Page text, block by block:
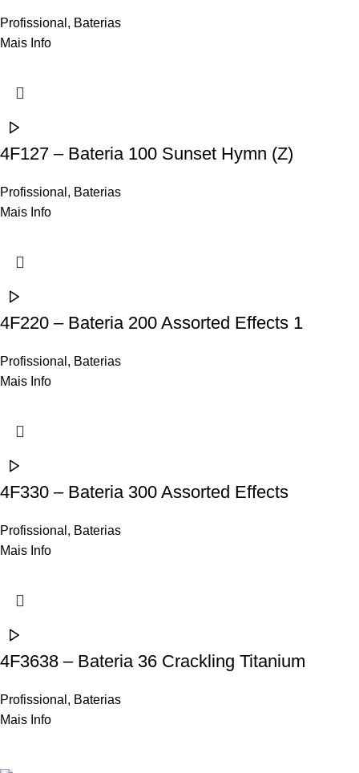
Profissional , Baterias
Mais Info
4F127 – Bateria 100 Sunset Hymn (Z)
Profissional , Baterias
Mais Info
4F220 – Bateria 200 Assorted Effects 1
Profissional , Baterias
Mais Info
4F330 – Bateria 300 Assorted Effects
Profissional , Baterias
Mais Info
4F3638 – Bateria 36 Crackling Titanium
Profissional , Baterias
Mais Info